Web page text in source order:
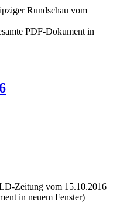
Rundschau vom
PDF-Dokument in
Zeitung vom 15.10.2016
in neuem Fenster)